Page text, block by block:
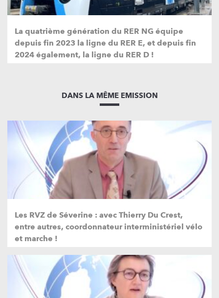
La quatrième génération du RER NG équipe
depuis fin 2023 la ligne du RER E, et depuis fin
2024 également, la ligne du RER D !
DANS LA MÊME EMISSION
Les RVZ de Séverine : avec Thierry Du Crest,
entre autres, coordonnateur interministériel vélo
et marche !